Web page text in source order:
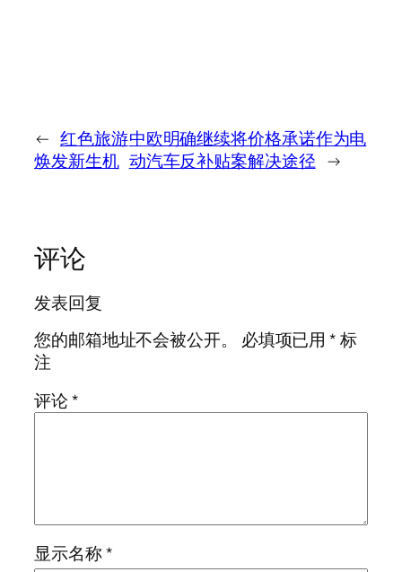
← 红色旅游
焕发新生机
中欧明确继续将价格承诺作为电
动汽车反补贴案解决途径 →
评论
发表回复
您的邮箱地址不会被公开。
必填项已用*标
注
评论*
显示名称*